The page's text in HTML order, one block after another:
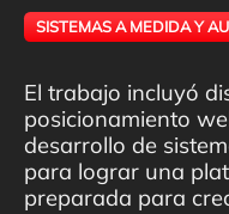
SISTEMAS A MEDIDA Y
El trabajo incluyó
posicionamiento
desarrollo de
para lograr una
preparada para